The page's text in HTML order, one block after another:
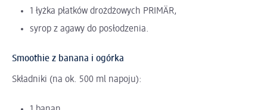
1 łyżka płatków drożdżowych PRIMÄR,
syrop z agawy do posłodzenia.
Smoothie z banana i ogórka
Składniki (na ok. 500 ml napoju):